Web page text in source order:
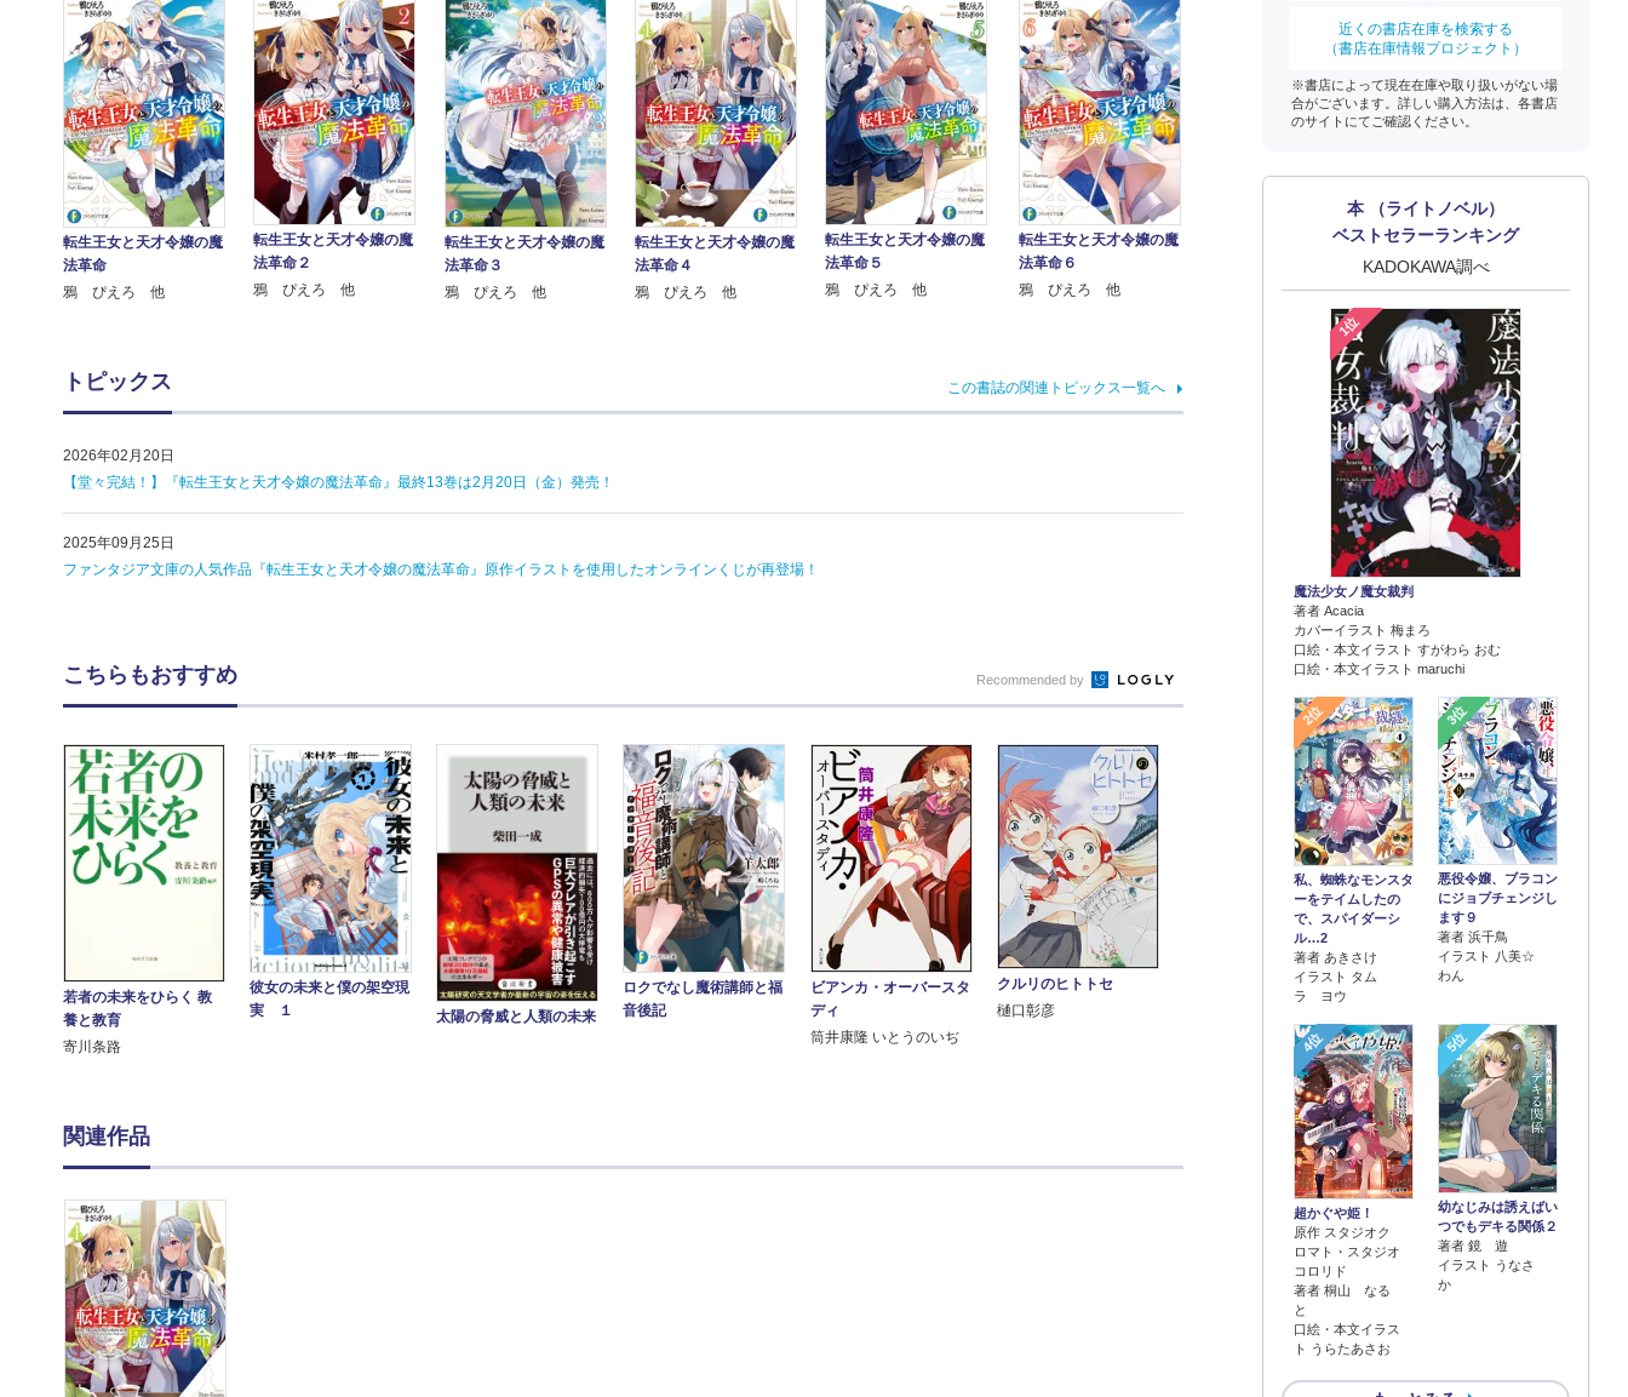
転生王女と天才令嬢の魔
法革命
鴉 ぴえろ 他
転生王女と天才令嬢の魔
法革命２
鴉 ぴえろ 他
転生王女と天才令嬢の魔
法革命３
鴉 ぴえろ 他
転生王女と天才令嬢の魔
法革命４
鴉 ぴえろ 他
転生王女と天才令嬢の魔
法革命５
鴉 ぴえろ 他
転生王女と天才令嬢の魔
法革命６
鴉 ぴえろ 他
トピックス この書誌の関連トピックス一覧へ
2026年02月20日
【堂々完結！】『転生王女と天才令嬢の魔法革命』最終13巻は2月20日（金）発売！
2025年09月25日
ファンタジア文庫の人気作品『転生王女と天才令嬢の魔法革命』原作イラストを使用したオンラインくじが再登場！
近くの書店在庫を検索する
（書店在庫情報プロジェクト）
※書店によって現在在庫や取り扱いがない場
合がございます。詳しい購入方法は、各書店
のサイトにてご確認ください。
本 （ライトノベル）
ベストセラーランキング
KADOKAWA調べ
1位
魔法少女ノ魔女裁判
著者 Acacia
カバーイラスト 梅まろ
口絵・本文イラスト すがわら おむ
口絵・本文イラスト maruchi
2位
私、蜘蛛なモンスタ
ーをテイムしたの
で、スパイダーシ
ル…2
著者 あきさけ
イラスト タム
ラ ヨウ
3位
悪役令嬢、ブラコン
にジョブチェンジし
ます９
著者 浜千鳥
イラスト 八美☆
わん
4位
超かぐや姫！
原作 スタジオク
ロマト・スタジオ
コロリド
著者 桐山 なる
と
口絵・本文イラス
ト うらたあさお
5位
幼なじみは誘えばい
つでもデキる関係２
著者 鏡 遊
イラスト うなさ
か
こちらもおすすめ Recommended by
若者の未来をひらく 教
養と教育
寄川条路
彼女の未来と僕の架空現
実 １
太陽の脅威と人類の未来
ロクでなし魔術講師と福
音後記
ビアンカ・オーバースタ
ディ
筒井康隆 いとうのいぢ
クルリのヒトトセ
樋口彰彦
関連作品